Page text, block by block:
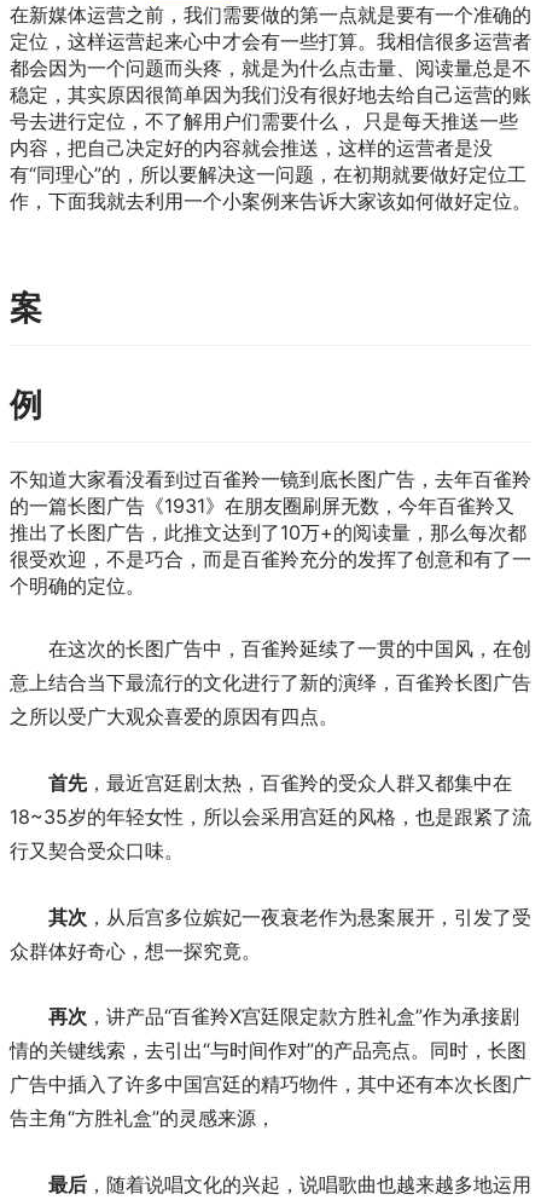
在新媒体运营之前，我们需要做的第一点就是要有一个准确的
定位，这样运营起来心中才会有一些打算。我相信很多运营者
都会因为一个问题而头疼，就是为什么点击量、阅读量总是不
稳定，其实原因很简单因为我们没有很好地去给自己运营的账
号去进行定位，不了解用户们需要什么， 只是每天推送一些
内容，把自己决定好的内容就会推送，这样的运营者是没
有“同理心”的，所以要解决这一问题，在初期就要做好定位工
作，下面我就去利用一个小案例来告诉大家该如何做好定位。
案
例
不知道大家看没看到过百雀羚一镜到底长图广告，去年百雀羚
的一篇长图广告《1931》在朋友圈刷屏无数，今年百雀羚又
推出了长图广告，此推文达到了10万+的阅读量，那么每次都
很受欢迎，不是巧合，而是百雀羚充分的发挥了创意和有了一
个明确的定位。
在这次的长图广告中，百雀羚延续了一贯的中国风，在创
意上结合当下最流行的文化进行了新的演绎，百雀羚长图广告
之所以受广大观众喜爱的原因有四点。
首先，最近宫廷剧太热，百雀羚的受众人群又都集中在
18~35岁的年轻女性，所以会采用宫廷的风格，也是跟紧了流
行又契合受众口味。
其次 ，从后宫多位嫔妃一夜衰老作为悬案展开，引发了受
众群体好奇心，想一探究竟。
再次 ，讲产品“百雀羚X宫廷限定款方胜礼盒”作为承接剧
情的关键线索，去引出“与时间作对”的产品亮点。同时，长图
广告中插入了许多中国宫廷的精巧物件，其中还有本次长图广
告主角“方胜礼盒”的灵感来源，
最后 ，随着说唱文化的兴起，说唱歌曲也越来越多地运用